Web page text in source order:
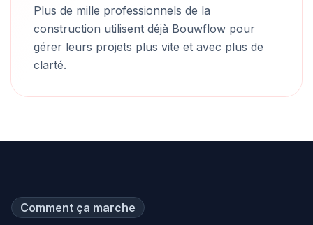
Plus de mille professionnels de la
construction utilisent déjà Bouwflow pour
gérer leurs projets plus vite et avec plus de
clarté.
Comment ça marche